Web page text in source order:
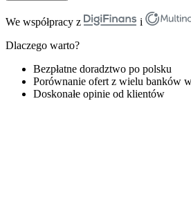
We współpracy z
i
Dlaczego warto?
Bezpłatne doradztwo po polsku
Porównanie ofert z wielu banków
Doskonałe opinie od klientów